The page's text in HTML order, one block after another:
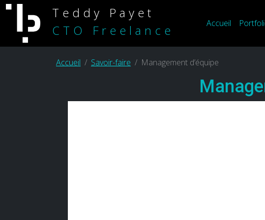
Teddy Payet
CTO Freelance
Accueil
Accueil Savoir-faire Management d’équipe